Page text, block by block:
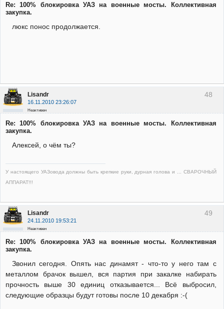
Re: 100% блокировка УАЗ на военные мосты. Коллективная
закупка.
люкс понос продолжается.
48
Lisandr
16.11.2010 23:26:07
Неактивен
Re: 100% блокировка УАЗ на военные мосты. Коллективная
закупка.
Алексей, о чём ты?
У настоящего УАЗовода должны быть крепкие руки, дурная голова и ... СВАРОЧНЫЙ
АППАРАТ!!!
49
Lisandr
24.11.2010 19:53:21
Неактивен
Re: 100% блокировка УАЗ на военные мосты. Коллективная
закупка.
Звонил сегодня. Опять нас динамят - что-то у него там с
металлом брачок вышел, вся партия при закалке набирать
прочность выше 30 единиц отказывается... Всё выбросил,
следующие образцы будут готовы после 10 декабря :-(